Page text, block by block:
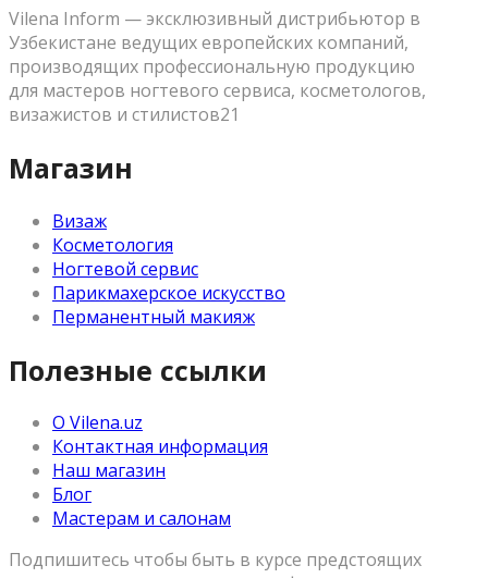
Vilena Inform — эксклюзивный дистрибьютор в
Узбекистане ведущих европейских компаний,
производящих профессиональную продукцию
для мастеров ногтевого сервиса, косметологов,
визажистов и стилистов21
Магазин
Визаж
Косметология
Ногтевой сервис
Парикмахерское искусство
Перманентный макияж
Полезные ссылки
О Vilena.uz
Контактная информация
Наш магазин
Блог
Мастерам и салонам
Подпишитесь чтобы быть в курсе предстоящих